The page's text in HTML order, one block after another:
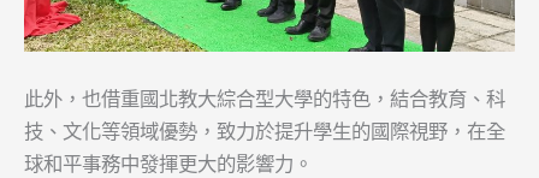
此外，也借重國北教大綜合型大學的特色，結合教育、科
技、文化等領域優勢，致力於提升學生的國際視野，在全
球和平事務中發揮更大的影響力。